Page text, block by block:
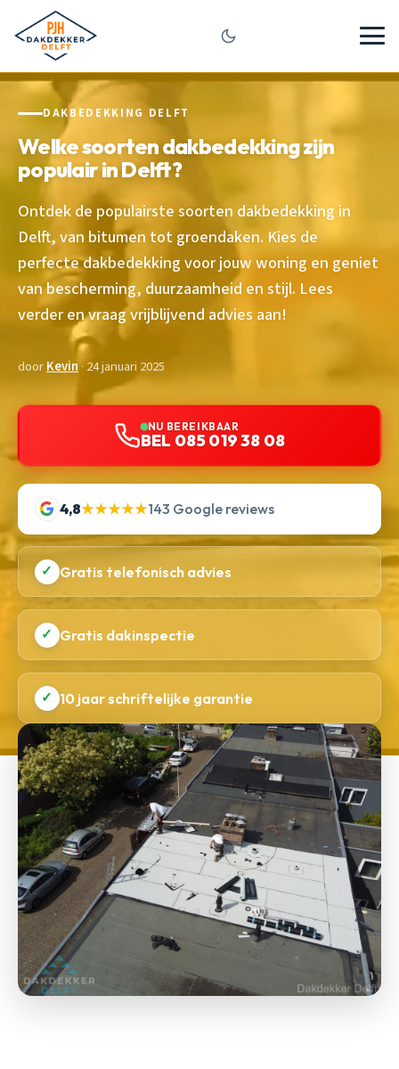
DAKBEDEKKING DELFT
Welke soorten dakbedekking zijn
populair in Delft?
Ontdek de populairste soorten dakbedekking in
Delft, van bitumen tot groendaken. Kies de
perfecte dakbedekking voor jouw woning en geniet
van bescherming, duurzaamheid en stijl. Lees
verder en vraag vrijblijvend advies aan!
doorKevin· 24 januari 2025
NU BEREIKBAAR
BEL 085 019 38 08
4,8★★★★★143 Google reviews
✓ Gratis telefonisch advies
✓ Gratis dakinspectie
✓ 10 jaar schriftelijke garantie